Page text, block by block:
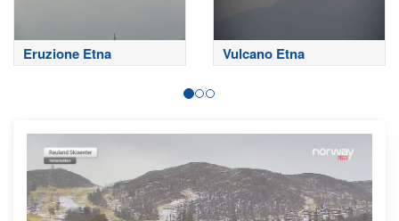
Eruzione Etna Vulcano Etna